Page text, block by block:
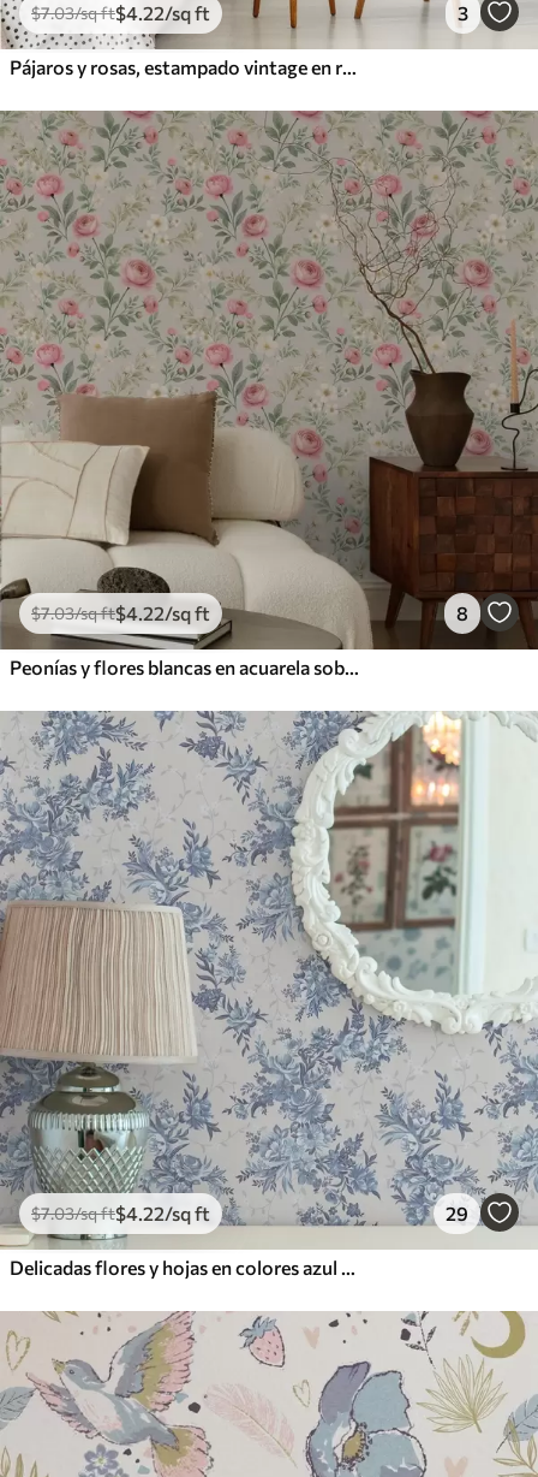
$7.03/sq ft$4.22/sq ft 3
Pájaros y rosas, estampado vintage en rosa empolvado
$7.03/sq ft$4.22/sq ft 8
Peonías y flores blancas en acuarela sobre fondo gris-beige
$7.03/sq ft$4.22/sq ft 29
Delicadas flores y hojas en colores azul y celeste sobre fondo claro